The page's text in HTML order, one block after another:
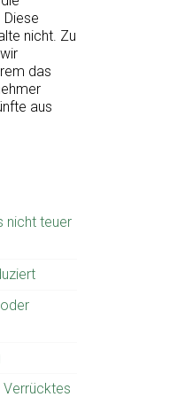
nicht. Zu
das
aus
nicht teuer
Verrücktes